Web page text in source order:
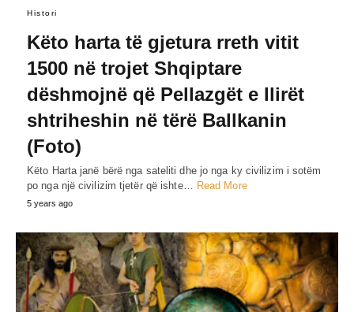
Histori
Këto harta të gjetura rreth vitit
1500 në trojet Shqiptare
dëshmojnë që Pellazgët e Ilirët
shtriheshin në tërë Ballkanin
(Foto)
Këto Harta janë bërë nga sateliti dhe jo nga ky civilizim i sotëm
po nga një civilizim tjetër që ishte… Read More
5 years ago